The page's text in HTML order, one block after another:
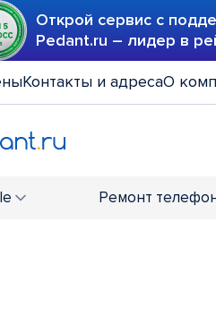
Открой сервис с
Pedant.ru – лидер в
Контакты и адресаО
Ремонт